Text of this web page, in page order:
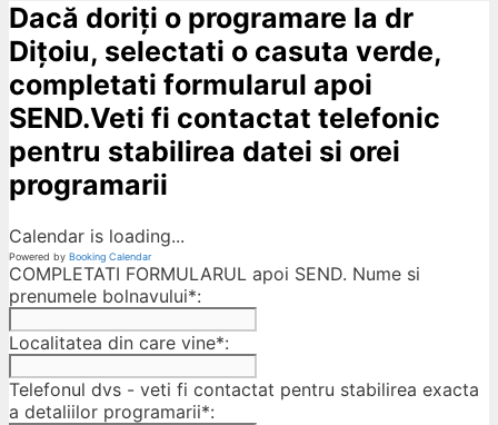
Dacă doriți o programare la dr
Dițoiu, selectati o casuta verde,
completati formularul apoi
SEND.Veti fi contactat telefonic
pentru stabilirea datei si orei
programarii
Calendar is loading...
Powered by Booking Calendar
COMPLETATI FORMULARUL apoi SEND. Nume si
prenumele bolnavului*:
Localitatea din care vine*:
Telefonul dvs - veti fi contactat pentru stabilirea exacta
a detaliilor programarii*: